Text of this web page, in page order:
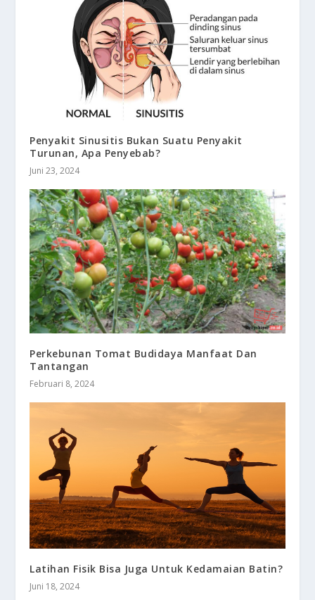
Penyakit Sinusitis Bukan Suatu Penyakit
Turunan, Apa Penyebab?
Juni 23, 2024
Perkebunan Tomat Budidaya Manfaat Dan
Tantangan
Februari 8, 2024
Latihan Fisik Bisa Juga Untuk Kedamaian Batin?
Juni 18, 2024